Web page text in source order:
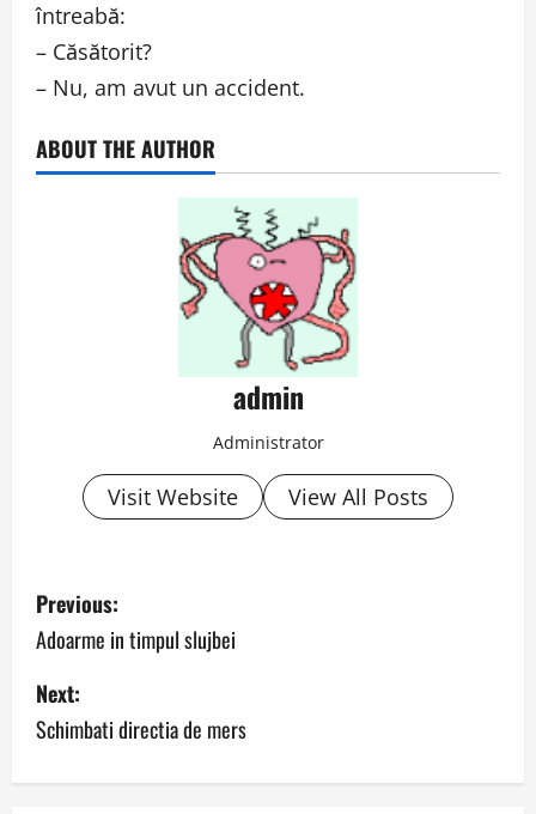
întreabă:
– Căsătorit?
– Nu, am avut un accident.
ABOUT THE AUTHOR
admin
Administrator
Visit Website View All Posts
P
o
s
t
n
Previous:
Adoarme in timpul slujbei
Next:
Schimbati directia de mers